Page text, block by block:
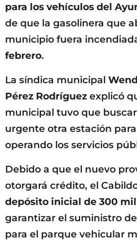
para los vehículos del
de que la gasolinera que
municipio fuera
febrero.
La síndica municipal
Pérez Rodríguez explicó
municipal tuvo que
urgente otra estación
operando los servicios
Debido a que el nuevo
otorgará crédito, el
depósito inicial de 300
garantizar el suministro
para el parque vehicular